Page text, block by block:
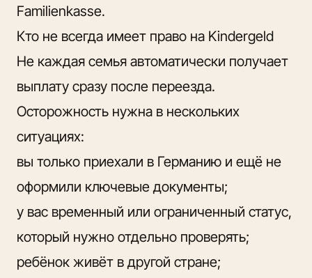
Familienkasse.
Кто не всегда имеет право на Kindergeld
Не каждая семья автоматически получает
выплату сразу после переезда.
Осторожность нужна в нескольких
ситуациях:
вы только приехали в Германию и ещё не
оформили ключевые документы;
у вас временный или ограниченный статус,
который нужно отдельно проверять;
ребёнок живёт в другой стране;